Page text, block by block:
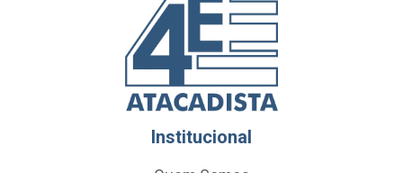
Institucional